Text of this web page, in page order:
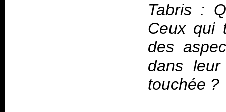
Tabris :
Ceux qui
des
dans
touchée ?